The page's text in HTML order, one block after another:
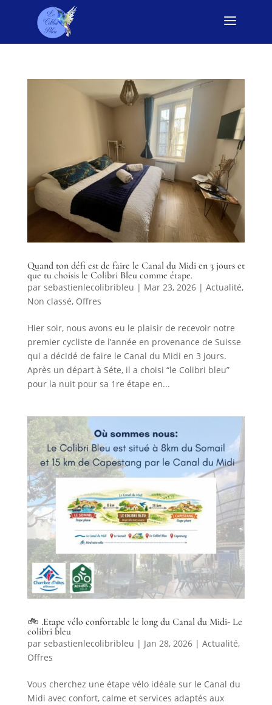
a
Quand ton défi est de faire le Canal du Midi en 3 jours et
que tu choisis le Colibri Bleu comme étape.
par sebastienlecolibribleu | Mar 23, 2026| Actualité,
Non classé, Offres
Hier soir, nous avons eu le plaisir de recevoir notre
premier cycliste de l’année en provenance de Suisse
qui a décidé de faire le Canal du Midi en 3 jours.
Après un départ à Séte, il a choisi “le Colibri bleu”
pour la nuit pour sa 1re étape en...
🚲 .Etape vélo confortable le long du Canal du Midi- Le
colibri bleu
par sebastienlecolibribleu | Jan 28, 2026| Actualité,
Offres
Vous cherchez une étape vélo idéale sur le Canal du
Midi avec confort, calme et services adaptés aux